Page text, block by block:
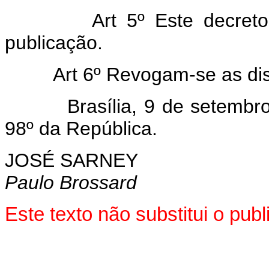
Art 5º Este decreto
publicação.
Art 6º Revogam-se as
Brasília, 9 de setembro
98º da República.
JOSÉ SARNEY
Paulo Brossard
Este texto não substitui o